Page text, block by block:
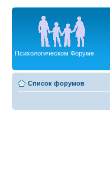
Психологическом Форуме
Список форумов